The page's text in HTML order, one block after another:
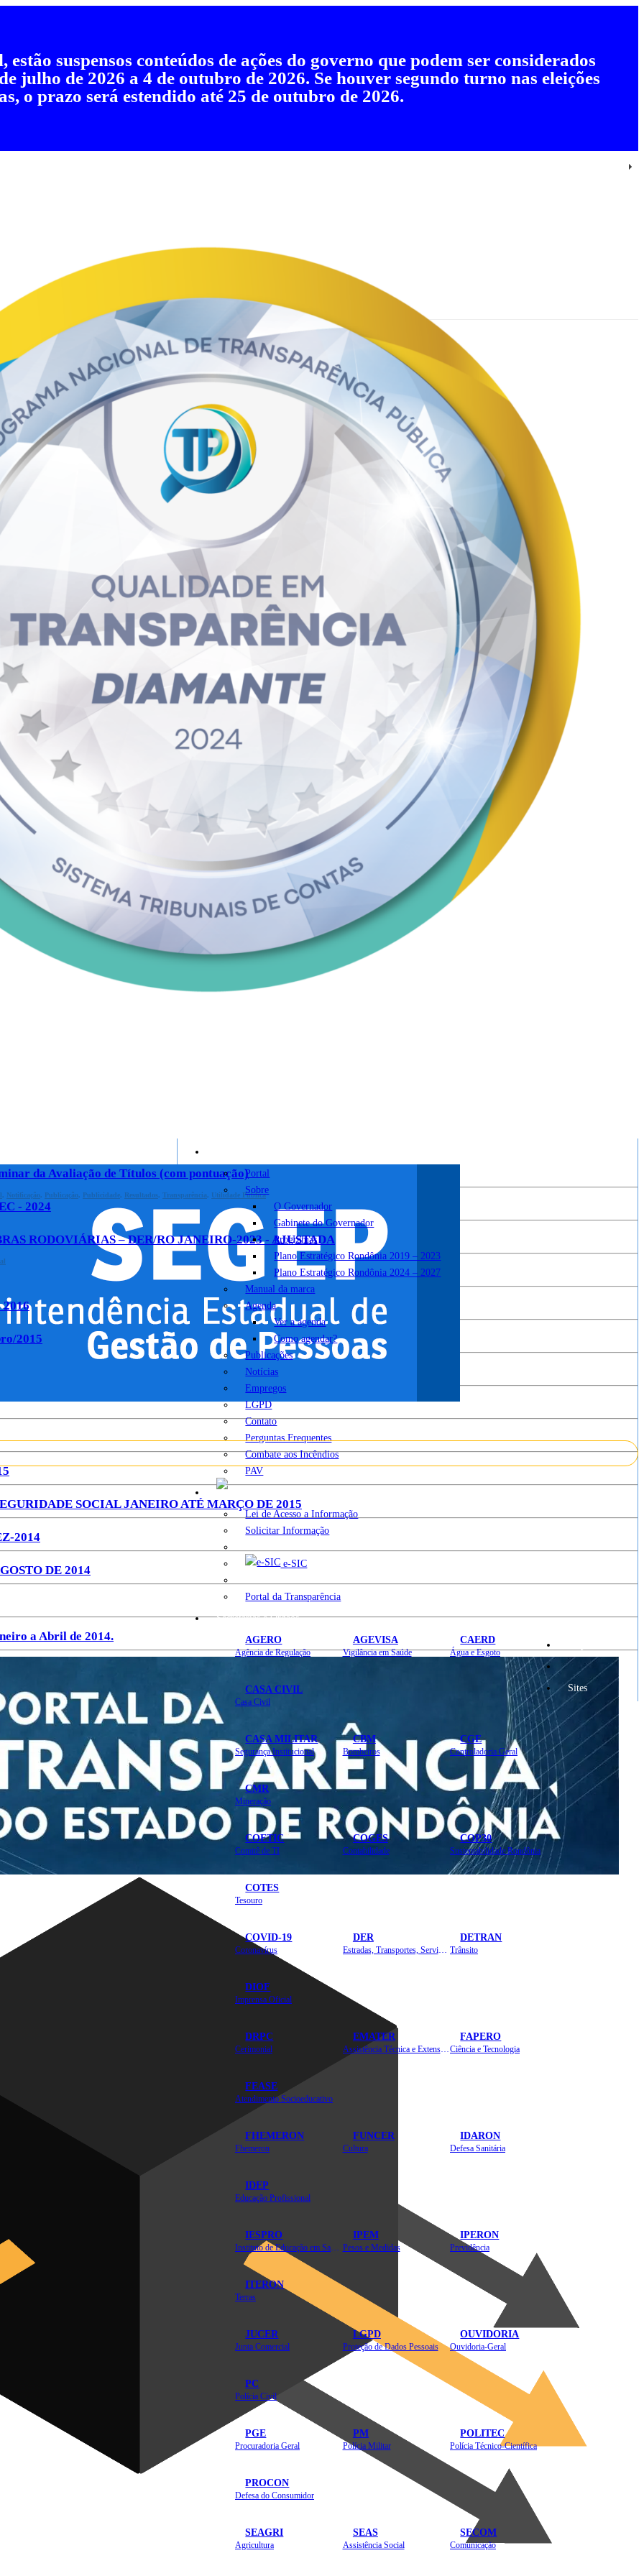
suspensos conteúdos de ações do governo que podem ser considerados
julho de 2026 a 4 de outubro de 2026. Se houver segundo turno nas eleições
o prazo será estendido até 25 de outubro de 2026.
Portal
Sobre
O Governador
Gabinete do Governador
Programas
Plano Estratégico Rondônia 2019 – 2023
Plano Estratégico Rondônia 2024 – 2027
Manual da marca
Agenda
Ver a agenda
Como agendar?
Publicações
Notícias
Empregos
LGPD
Contato
Perguntas Frequentes
Combate aos Incêndios
PAV
Lei de Acesso a Informação
Solicitar Informação
e-SIC
Portal da Transparência
Secretarias e Órgãos
AGERO
Agência de Regulação
AGEVISA
Vigilância em Saúde
CAERD
Água e Esgoto
CASA CIVIL
Casa Civil
CASA MILITAR
Segurança Institucional
CBM
Bombeiros
CGE
Controladoria Geral
CMR
Mineração
COETIC
Comitê de TI
COGES
Contabilidade
COP30
Sustentabilidade Rondônia
COTES
Tesouro
COVID-19
Coronavírus
DER
Estradas, Transportes, Serviços Públicos
DETRAN
Trânsito
DIOF
Imprensa Oficial
DRPC
Cerimonial
EMATER
Assistência Técnica e Extensão Rural
FAPERO
Ciência e Tecnologia
FEASE
Atendimento Socioeducativo
FHEMERON
Fhemeron
FUNCER
Cultura
IDARON
Defesa Sanitária
IDEP
Educação Profissional
IESPRO IPEM
Pesos e Medidas
IPERON
Previdência
ITERON
Terras
JUCER
Junta Comercial
LGPD
Proteção de Dados Pessoais
OUVIDORIA
Ouvidoria-Geral
PC
Polícia Civil
PGE
Procuradoria Geral
PM
Polícia Militar
POLITEC
Polícia Técnico-Científica
PROCON
Defesa do Consumidor
SEAGRI
Agricultura
SEAS
Assistência Social
SECOM
Comunicação
Sites
» Demonstrativo
da Avaliação de Títulos (com pontuação)
, Notificação, Publicação, Publicidade, Resultados, Transparência, Utilidade Pública
- 2024
RODOVIÁRIAS – DER/RO JANEIRO-2023 - AJUSTADA
2016
2015
SOCIAL JANEIRO ATÉ MARÇO DE 2015
2014
DE 2014
a Abril de 2014.